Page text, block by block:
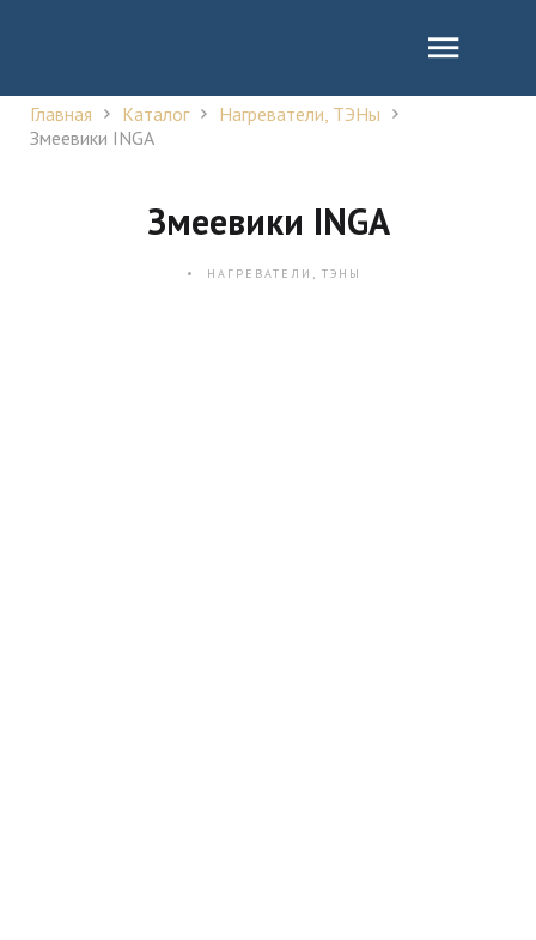
Главная Каталог
Нагреватели, ТЭНы
Змеевики INGA
Змеевики INGA
НАГРЕВАТЕЛИ, ТЭНЫ